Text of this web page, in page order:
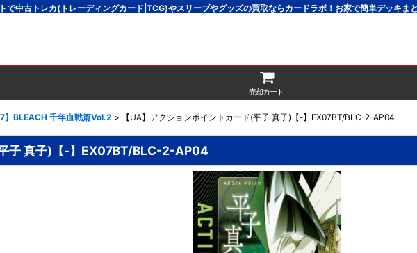
で中古トレカ(トレーディングカード|TCG)やスリーブやグッズの買取ならカードラボ！お家で簡単デッキま
売却カート
】BLEACH 千年血戦篇Vol.2 > 【UA】アクションポイントカード(平子 真子)【-】EX07BT/BLC-2-AP04
子 真子)【-】EX07BT/BLC-2-AP04